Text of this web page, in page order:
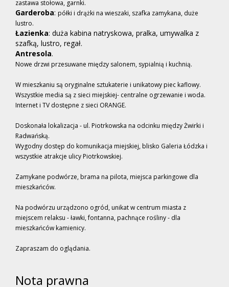
zastawa stołowa, garnki.
Garderoba: półki i drążki na wieszaki, szafka zamykana, duże
lustro.
Łazienka: duża kabina natryskowa, pralka, umywalka z
szafką, lustro, regał.
Antresola.
Nowe drzwi przesuwane między salonem, sypialnią i kuchnią.
W mieszkaniu są oryginalne sztukaterie i unikatowy piec kaflowy.
Wszystkie media są z sieci miejskiej- centralne ogrzewanie i woda.
Internet i TV dostępne z sieci ORANGE.
Doskonała lokalizacja - ul. Piotrkowska na odcinku między Żwirki i
Radwańską.
Wygodny dostęp do komunikacja miejskiej, blisko Galeria Łódzka i
wszystkie atrakcje ulicy Piotrkowskiej.
Zamykane podwórze, brama na pilota, miejsca parkingowe dla
mieszkańców.
Na podwórzu urządzono ogród, unikat w centrum miasta z
miejscem relaksu - ławki, fontanna, pachnące rośliny - dla
mieszkańców kamienicy.
Zapraszam do oglądania.
Nota prawna